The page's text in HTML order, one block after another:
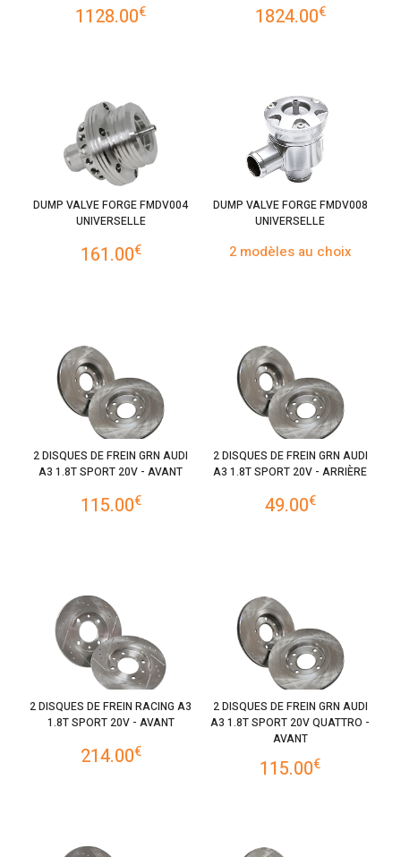
1128.00€ 1824.00€
DUMP VALVE FORGE FMDV004
UNIVERSELLE
161.00€
DUMP VALVE FORGE FMDV008
UNIVERSELLE
2 modèles au choix
2 DISQUES DE FREIN GRN AUDI
A3 1.8T SPORT 20V - AVANT
115.00€
2 DISQUES DE FREIN GRN AUDI
A3 1.8T SPORT 20V - ARRIÈRE
49.00€
2 DISQUES DE FREIN RACING A3
1.8T SPORT 20V - AVANT
214.00€
2 DISQUES DE FREIN GRN AUDI
A3 1.8T SPORT 20V QUATTRO -
AVANT
115.00€